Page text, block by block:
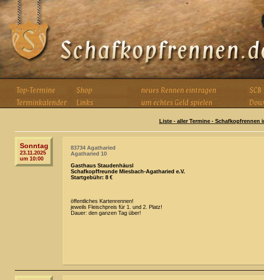
Liste - aller Termine - Schafkopfrennen
Sonntag
23.11.2025
um 10:00
83734 Agatharied
Agatharied 10
Gasthaus Staudenhäusl
Schafkopffreunde Miesbach-Agatharied e.V.
Startgebühr: 8 €
öffentliches Kartenrennen!
jeweils Fleischpreis für 1. und 2. Platz!
Dauer: den ganzen Tag über!